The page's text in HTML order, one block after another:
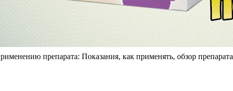
препарата: Показания, как применять, обзор препарата